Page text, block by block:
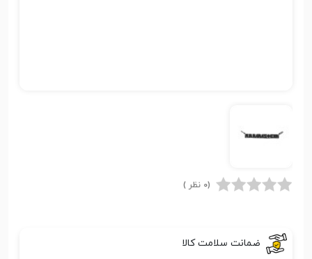
(0 نظر )
ضمانت سلامت کالا